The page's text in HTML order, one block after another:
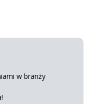
w branży